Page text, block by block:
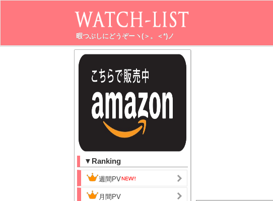
暇つぶしにどうぞーヽ(＞。＜*)ノ
▼Ranking
週間PV
月間PV